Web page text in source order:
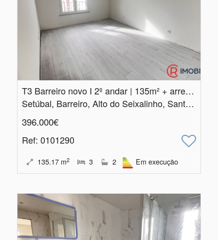
T3 Barreiro novo I 2º andar | 135m² + arrecadação
Setúbal, Barreiro, Alto do Seixalinho, Santo André e Verderena
396.000€
Ref: 0101290
135.17 m2 3 2 Em execução